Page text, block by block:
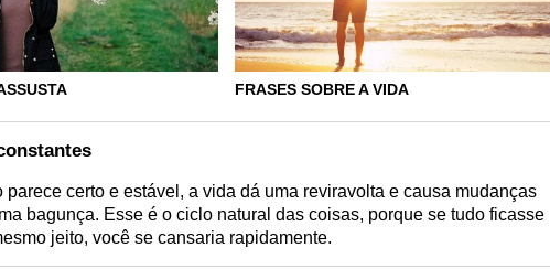
FRASES SOBRE A VIDA
parece certo e estável, a vida dá uma reviravolta e causa mudanças
bagunça. Esse é o ciclo natural das coisas, porque se tudo ficasse
jeito, você se cansaria rapidamente.